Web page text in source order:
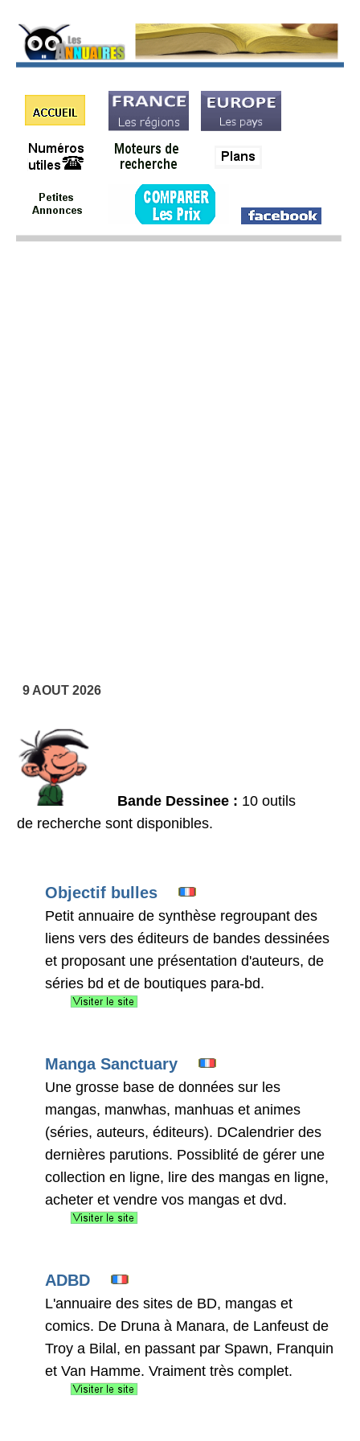
9 AOUT 2026
Bande Dessinee : 10 outils
de recherche sont disponibles.
Objectif bulles
Petit annuaire de synthèse regroupant des
liens vers des éditeurs de bandes dessinées
et proposant une présentation d'auteurs, de
séries bd et de boutiques para-bd.
Manga Sanctuary
Une grosse base de données sur les
mangas, manwhas, manhuas et animes
(séries, auteurs, éditeurs). DCalendrier des
dernières parutions. Possiblité de gérer une
collection en ligne, lire des mangas en ligne,
acheter et vendre vos mangas et dvd.
ADBD
L'annuaire des sites de BD, mangas et
comics. De Druna à Manara, de Lanfeust de
Troy a Bilal, en passant par Spawn, Franquin
et Van Hamme. Vraiment très complet.